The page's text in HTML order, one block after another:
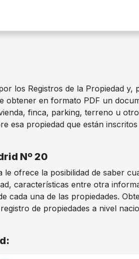
los Registros de la Propiedad
obtener en formato PDF un
finca, parking, terreno u
esa propiedad que están
Nº 20
ofrece la posibilidad de saber
características entre otra
cada una de las propiedades.
de propiedades a nivel